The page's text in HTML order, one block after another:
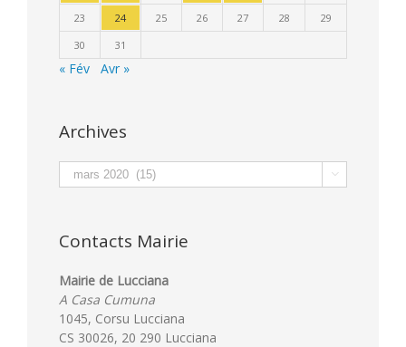
23
24 25 26 27 28
29
30
31
« Fév Avr »
Archives
Archives 
Contacts Mairie
Mairie de Lucciana
A Casa Cumuna
1045, Corsu Lucciana
CS 30026, 20 290 Lucciana